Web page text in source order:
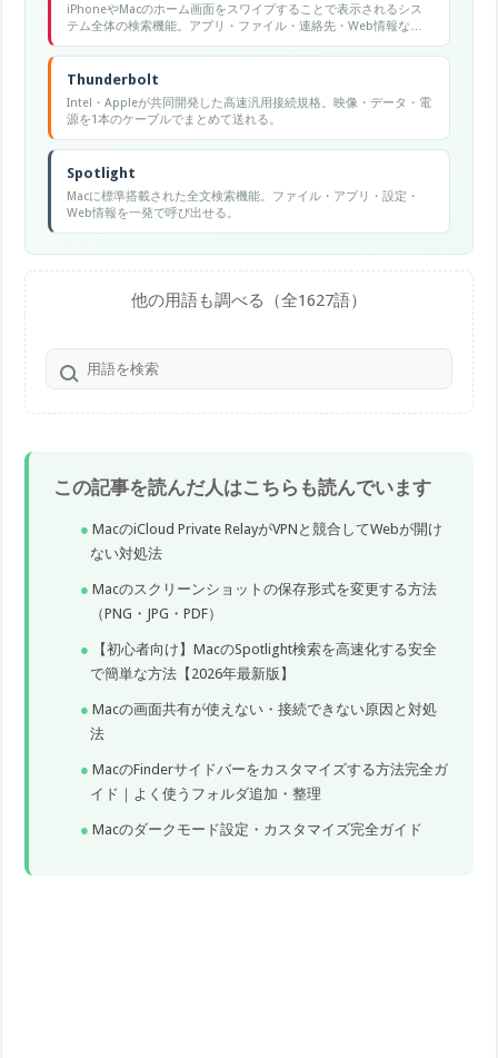
iPhoneやMacのホーム画面をスワイプすることで表示されるシス
テム全体の検索機能。アプリ・ファイル・連絡先・Web情報など
を横断検索できる。
Thunderbolt
Intel・Appleが共同開発した高速汎用接続規格。映像・データ・電
源を1本のケーブルでまとめて送れる。
Spotlight
Macに標準搭載された全文検索機能。ファイル・アプリ・設定・
Web情報を一発で呼び出せる。
他の用語も調べる（全1627語）
この記事を読んだ人はこちらも読んでいます
MacのiCloud Private RelayがVPNと競合してWebが開け
ない対処法
Macのスクリーンショットの保存形式を変更する方法
（PNG・JPG・PDF）
【初心者向け】MacのSpotlight検索を高速化する安全
で簡単な方法【2026年最新版】
Macの画面共有が使えない・接続できない原因と対処
法
MacのFinderサイドバーをカスタマイズする方法完全ガ
イド｜よく使うフォルダ追加・整理
Macのダークモード設定・カスタマイズ完全ガイド